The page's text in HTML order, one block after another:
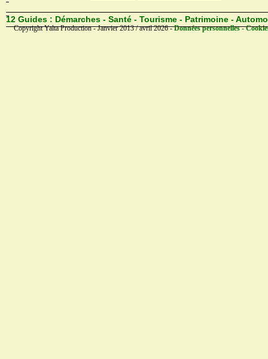
12 Guides : Démarches - Santé - Tourisme - Patrimoine -
Copyright Yalta Production - Janvier 2013 / avril 2026 -Données personnelles -